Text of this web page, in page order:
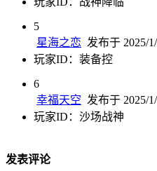
5
星海之恋 发布于 2025/
玩家ID：装备控
6
幸福天空 发布于 2025/
玩家ID：沙场战神
发表评论